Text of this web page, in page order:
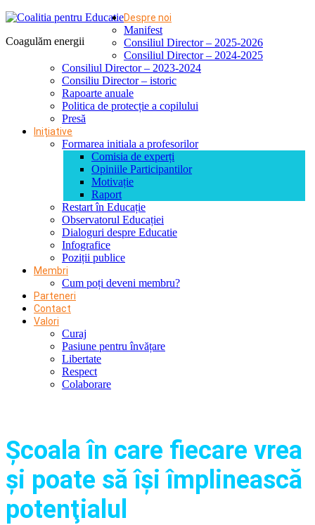
Coagulăm energii
Despre noi
Manifest
Consiliul Director – 2025-2026
Consiliul Director – 2024-2025
Consiliul Director – 2023-2024
Consiliu Director – istoric
Rapoarte anuale
Politica de protecție a copilului
Presă
Inițiative
Formarea initiala a profesorilor
Comisia de experți
Opiniile Participantilor
Motivație
Raport
Restart în Educație
Observatorul Educației
Dialoguri despre Educatie
Infografice
Poziții publice
Membri
Cum poți deveni membru?
Parteneri
Contact
Valori
Curaj
Pasiune pentru învățare
Libertate
Respect
Colaborare
Şcoala în care fiecare vrea
și poate să își împlinească
potenţialul